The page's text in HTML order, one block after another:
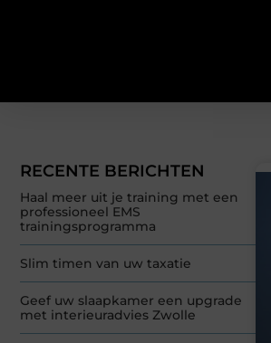
RECENTE BERICHTEN
Haal meer uit je training met een
professioneel EMS
trainingsprogramma
Slim timen van uw taxatie
Geef uw slaapkamer een upgrade
met interieuradvies Zwolle